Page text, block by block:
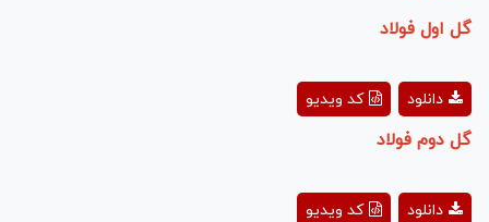
گل اول فولاد
Playکد ویدیو دانلود
گل دوم فولاد
Playکد ویدیو دانلود